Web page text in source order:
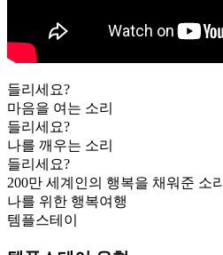
들리세요?
마음을 여는 소리
들리세요?
나를 깨우는 소리
들리세요?
200만 세계인의 행복을 채워준 소리
나를 위한 행복여행
템플스테이